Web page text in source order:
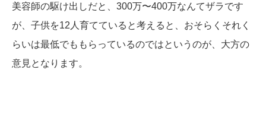
美容師の駆け出しだと、300万〜400万なんてザラです
が、子供を12人育てていると考えると、おそらくそれく
らいは最低でももらっているのではというのが、大方の
意見となります。